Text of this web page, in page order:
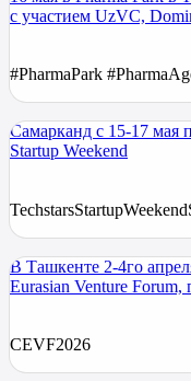
с участием UzVC,
#PharmaPark
Самарканд с 15-17 мая
Startup Weekend
В Ташкенте 2-4го
Eurasian Venture
CEVF2026